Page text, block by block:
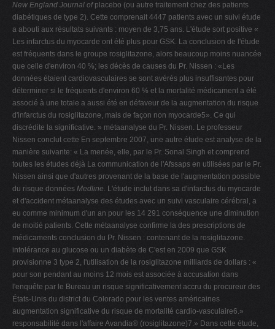
New England Journal of placebo (ou autre traitement chez des patients
diabétiques de type 2). Cette comprenait 4447 patients avec un suivi étude
a abouti aux résultats suivants : moyen de 3,75 ans. L'étude sort positive «
Les infarctus du myocarde ont été plus pour GSK. La conclusion de l'étude
est fréquents dans le groupe rosiglitazone, alors beaucoup moins nuancée
que celle d'environ 40 %; les décès de causes du Pr. Nissen : «Les
données étaient cardiovasculaires se sont avérés plus insuffisantes pour
déterminer si le fréquents d'environ 60 % et la mortalité médicament a été
associé à une totale a aussi été en défaveur de la augmentation du risque
d'infarctus du rosiglitazone, mais de façon non myocarde5». Ce qui
discrédite la significative. » métaanalyse du Pr. Nissen. Le professeur
Nissen conclut cette En septembre 2007, une autre étude est analyse de la
manière suivante: « La menée, elle, par le Pr. Sonal Singh et comprend
toutes les études déjà La communication de l'Afssaps en utilisées par le Pr.
Nissen ainsi que d'autres provenant de la base de l'augmentation possible
du risque données Medline. L'étude inclut dans sa d'infarctus du myocarde
et d'accident métaanalyse des études avec un suivi vasculaire cérébral, a
eu comme minimum d'un an pour les 14 291 conséquence une diminution
de moitié patients. Cette métaanalyse confirme la des prescriptions de
médicaments conclusion du Pr. Nissen : contenant de la rosiglitazone.
intolérance au glucose ou un diabète de C'est en 2009 que GSK
provisionne 3 type 2, l'utilisation de la rosiglitazone milliards de dollars : «
pour son pendant au moins 12 mois est associée à accusation dans
l'enquête par le Bureau un risque significativement accru du procureur des
États-Unis du district du Colorado pour les ventes américaines
augmentation significative du risque de mortalité cardio-vasculaire6.»
responsabilité dans l'affaire Avandia® (rosiglitazone)7.» Dans cette étude,